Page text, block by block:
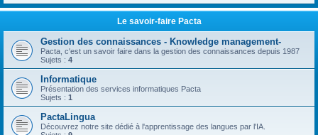
Le savoir-faire Pacta
Gestion des connaissances - Knowledge management-
Pacta, c'est un savoir faire dans la gestion des connaissances depuis 1987
Sujets : 4
Informatique
Présentation des services informatiques Pacta
Sujets : 1
PactaLingua
Découvrez notre site dédié à l'apprentissage des langues par l'IA.